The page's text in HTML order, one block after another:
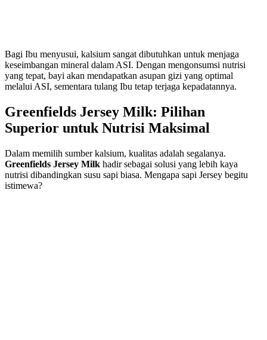
Bagi Ibu menyusui, kalsium sangat dibutuhkan untuk menjaga
keseimbangan mineral dalam ASI. Dengan mengonsumsi nutrisi
yang tepat, bayi akan mendapatkan asupan gizi yang optimal
melalui ASI, sementara tulang Ibu tetap terjaga kepadatannya.
Greenfields Jersey Milk: Pilihan
Superior untuk Nutrisi Maksimal
Dalam memilih sumber kalsium, kualitas adalah segalanya.
Greenfields Jersey Milk hadir sebagai solusi yang lebih kaya
nutrisi dibandingkan susu sapi biasa. Mengapa sapi Jersey begitu
istimewa?